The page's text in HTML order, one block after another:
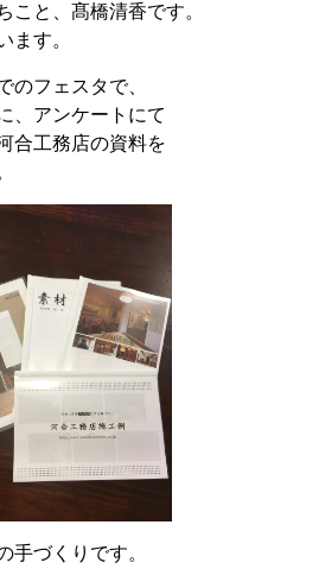
こと、髙橋清香です。
ます。
のフェスタで、
、アンケートにて
合工務店の資料を
手づくりです。